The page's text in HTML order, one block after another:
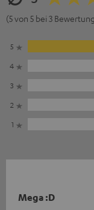
(5 von 5 bei 3
5
4
3
2
1
Mega :D